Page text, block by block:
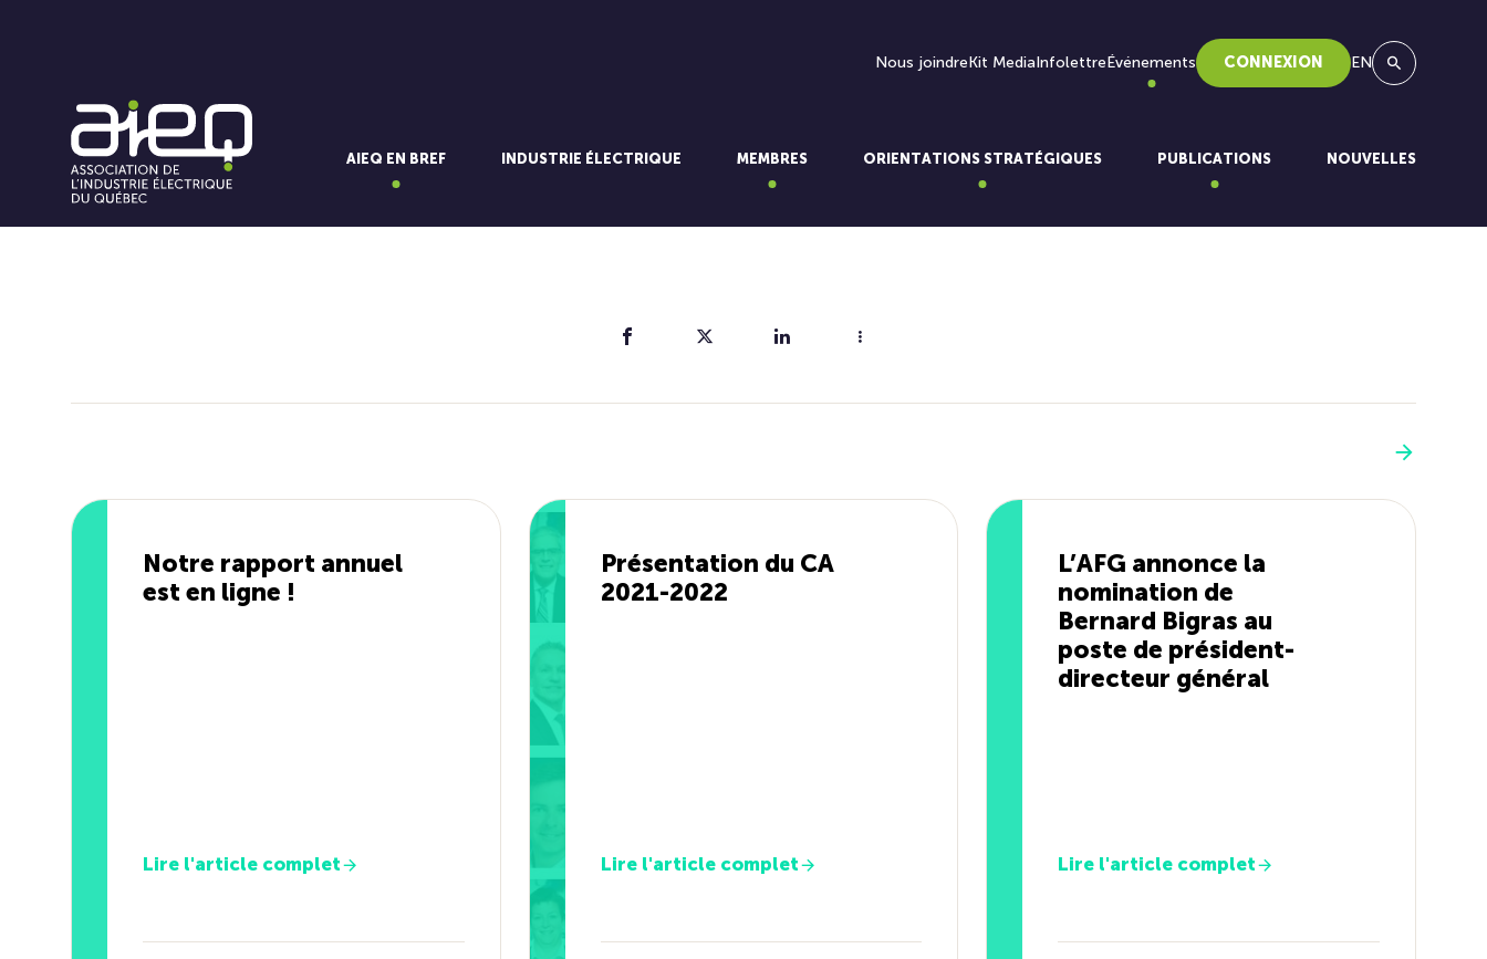
Nous joindreKit MediaInfolettreÉvénements CONNEXION EN
AIEQ EN BREF INDUSTRIE ÉLECTRIQUE MEMBRES ORIENTATIONS STRATÉGIQUES PUBLICATIONS NOUVELLES
Notre rapport annuel
est en ligne !
Lire l'article complet
Présentation du CA
2021-2022
Lire l'article complet
L’AFG annonce la
nomination de
Bernard Bigras au
poste de président-
directeur général
Lire l'article complet